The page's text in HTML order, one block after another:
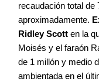
recaudación total
aproximadamente.
Ridley Scott en la
Moisés y el faraón
de 1 millón y medio
ambientada en el